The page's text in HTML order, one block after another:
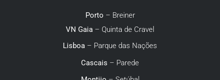
Porto – Breiner
VN Gaia– Quinta de Cravel
Lisboa – Parque das Nações
Cascais – Parede